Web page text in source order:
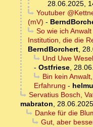
28.06.2025,
Youtuber
(mV) -
So wie ich
Institution, die die
BerndBorchert,
Und Uwe
- Ostfriese,
Bin kein
Erfahrung -
Servatius Bosch,
mabraton,
Danke für die
Gut, aber